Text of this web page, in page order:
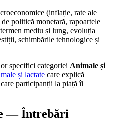
(inflație, rate ale
politică monetară, rapoartele
mediu și lung, evoluția
schimbările tehnologice și
specifici categoriei Animale și
și lactate care explică
participanții la piață îi
— Întrebări